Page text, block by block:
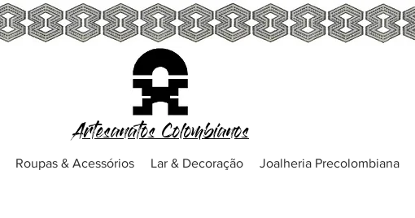
Artesanatos Colombianos
Roupas & Acessórios Lar & Decoração Joalheria Precolombiana